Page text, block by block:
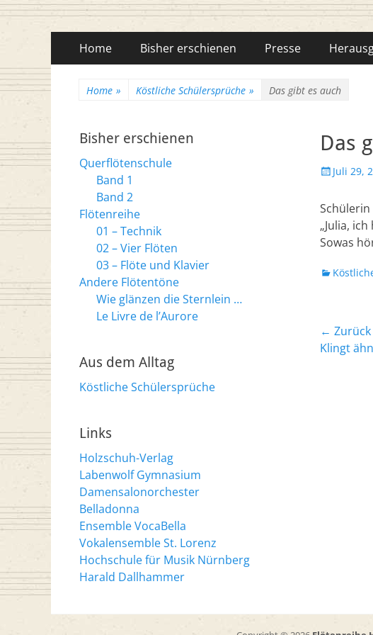
Flötenreihe Huschka-
Primäres
Menü
Inhalt
Home Bisher erschienen Presse
Home » Köstliche Schülersprüche » Das gibt es auch
Das
Juli 29,
„Julia,
Sowas
Kategorien
← Zurück
Klingt
Bisher erschienen
Querflötenschule
Band 1
Band 2
Flötenreihe
01 – Technik
02 – Vier Flöten
03 – Flöte und Klavier
Andere Flötentöne
Wie glänzen die Sternlein …
Le Livre de l’Aurore
Aus dem Alltag
Köstliche Schülersprüche
Links
Holzschuh-Verlag
Labenwolf Gymnasium
Damensalonorchester
Belladonna
Ensemble VocaBella
Vokalensemble St. Lorenz
Hochschule für Musik Nürnberg
Harald Dallhammer